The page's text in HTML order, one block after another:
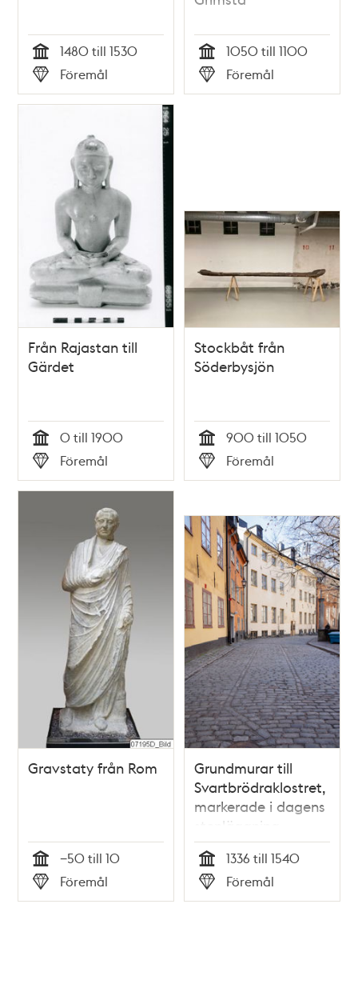
Tid
1480 till 1530
Typ
Föremål Tid
1050 till 1100
Typ
Föremål
Från Rajastan till
Gärdet
Tid
0 till 1900
Typ
Föremål
Stockbåt från
Söderbysjön
Tid
900 till 1050
Typ
Föremål
Gravstaty från Rom
Tid
−50 till 10
Typ
Föremål
Grundmurar till
Svartbrödraklostret,
markerade i dagens
stenläggning
Tid
1336 till 1540
Typ
Föremål